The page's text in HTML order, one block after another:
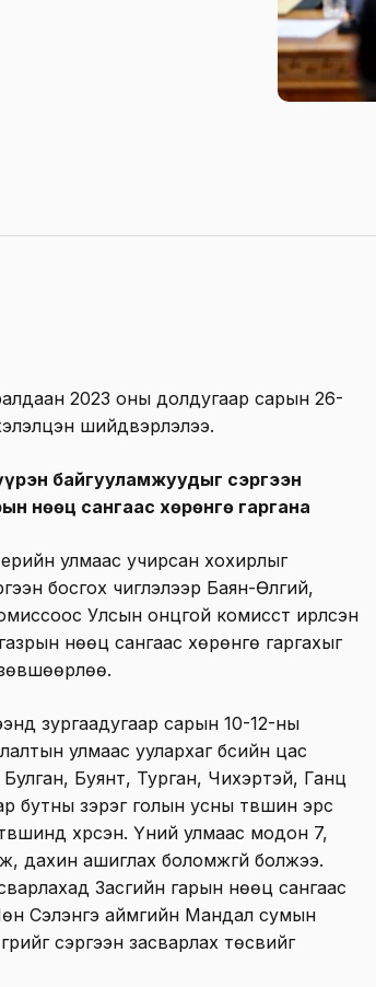
2023 оны долдугаар сарын 26-
шийдвэрлэлээ.
байгууламжуудыг сэргээн
нөөц сангаас хөрөнгө гаргана
улмаас учирсан хохирлыг
босгох чиглэлээр Баян-Өлгий,
Улсын онцгой комисст ирүүлсэн
газрын нөөц сангаас хөрөнгө гаргахыг
зургаадугаар сарын 10-12-ны
улмаас уулархаг бүсийн цас
Буянт, Турган, Чихэртэй, Ганц
бутны зэрэг голын усны түвшин эрс
хүрсэн. Үүний улмаас модон 7,
дахин ашиглах боломжгүй болжээ.
Засгийн гарын нөөц сангаас
Сэлэнгэ аймгийн Мандал сумын
сэргээн засварлах төсвийг